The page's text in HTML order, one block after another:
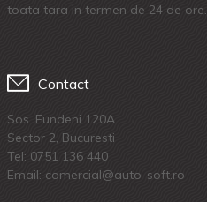
toata tara in termen de 24 de ore.
Contact
Sos. Fundeni 120A
Sector 2, Bucuresti
Tel: 0751 136 440
Email: comercial@auto-soft.ro